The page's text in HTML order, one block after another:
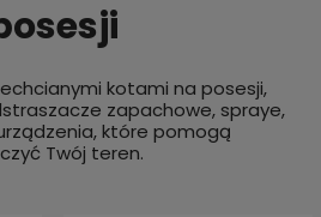
kotami na posesji,
zapachowe, spraye,
które pomogą
Twój teren.